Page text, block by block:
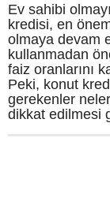
Ev sahibi
kredisi, en
olmaya devam
kullanmadan
faiz oranlarını
Peki, konut
gerekenler
dikkat edilmesi